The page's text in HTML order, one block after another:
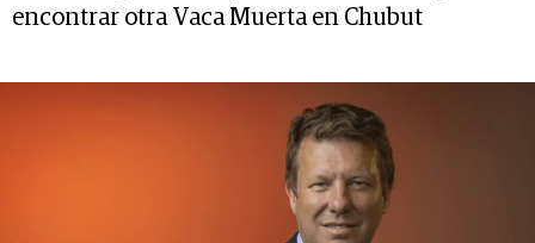
encontrar otra Vaca Muerta en Chubut